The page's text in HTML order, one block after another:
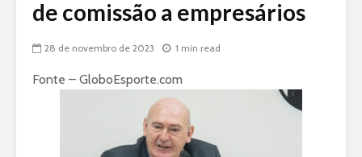
de comissão a empresários
28 de novembro de 2023 1 min read
Fonte – GloboEsporte.com